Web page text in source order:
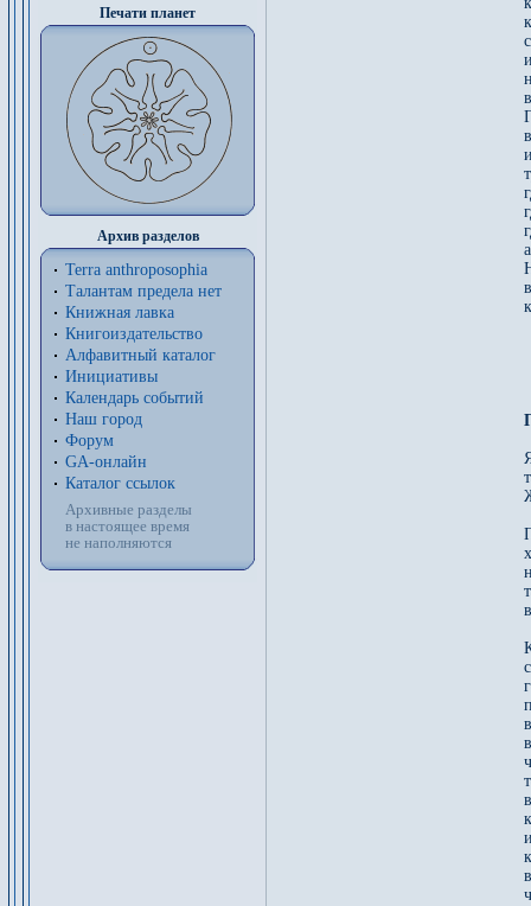
Печати планет
Архив разделов
Terra anthroposophia
Талантам предела нет
Книжная лавка
Книгоиздательство
Алфавитный каталог
Инициативы
Календарь событий
Наш город
Форум
GA-онлайн
Каталог ссылок
Архивные разделы
в настоящее время
не наполняются